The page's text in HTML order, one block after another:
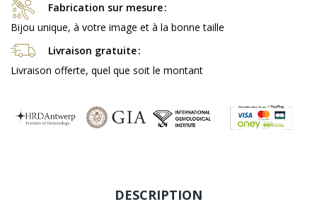
Fabrication sur mesure
Bijou unique, à votre image et à la bonne taille
Livraison gratuite
Livraison offerte, quel que soit le montant
DESCRIPTION